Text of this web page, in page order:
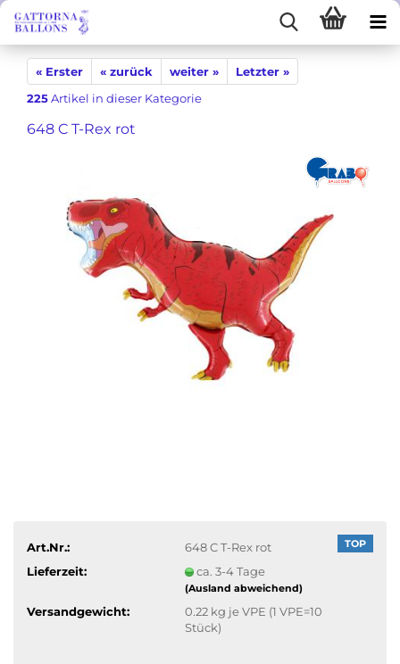
« Erster « zurück weiter »
Letzter »
225Artikel in dieser Kategorie
648 C T-Rex rot
TOP
Art.Nr.:
648 C T-Rex rot
Lieferzeit:
ca. 3-4 Tage
(Ausland abweichend)
Versandgewicht: 0.22kg je VPE (1 VPE=10
Stück)